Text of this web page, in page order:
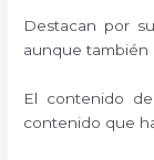
Destacan por
aunque también
El contenido
contenido que